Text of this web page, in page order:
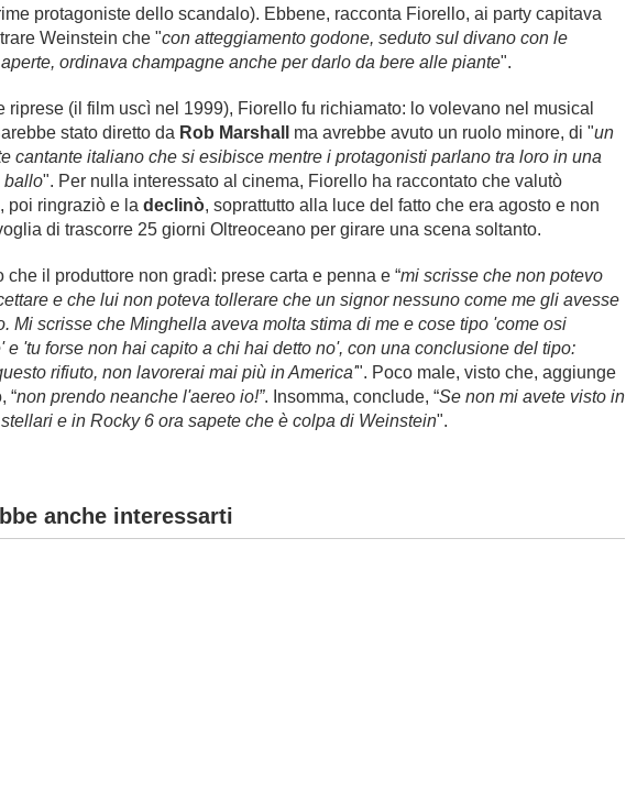
protagoniste dello scandalo). Ebbene, racconta Fiorello, ai party capitava
Weinstein che "con atteggiamento godone, seduto sul divano con le
ordinava champagne anche per darlo da bere alle piante".
riprese (il film uscì nel 1999), Fiorello fu richiamato: lo volevano nel musical
stato diretto da Rob Marshall ma avrebbe avuto un ruolo minore, di "un
cantante italiano che si esibisce mentre i protagonisti parlano tra loro in una
ballo". Per nulla interessato al cinema, Fiorello ha raccontato che valutò
poi ringraziò e la declinò, soprattutto alla luce del fatto che era agosto e non
di trascorre 25 giorni Oltreoceano per girare una scena soltanto.
che il produttore non gradì: prese carta e penna e “mi scrisse che non potevo
e che lui non poteva tollerare che un signor nessuno come me gli avesse
Mi scrisse che Minghella aveva molta stima di me e cose tipo 'come osi
e 'tu forse non hai capito a chi hai detto no', con una conclusione del tipo:
rifiuto, non lavorerai mai più in America'". Poco male, visto che, aggiunge
“non prendo neanche l'aereo io!”. Insomma, conclude, “Se non mi avete visto in
e in Rocky 6 ora sapete che è colpa di Weinstein".
anche interessarti